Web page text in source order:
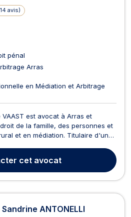
14 avis)
pénal
Arras
en Médiation et Arbitrage
VAAST est avocat à Arras et
de la famille, des personnes et
et en médiation. Titulaire d'une
civiles notamment en droit des
cet avocat
ANTONELLI